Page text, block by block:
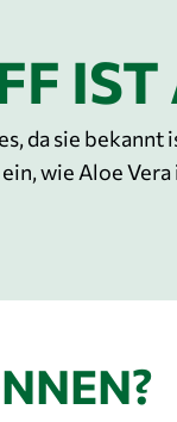
IST
da sie
wie Aloe